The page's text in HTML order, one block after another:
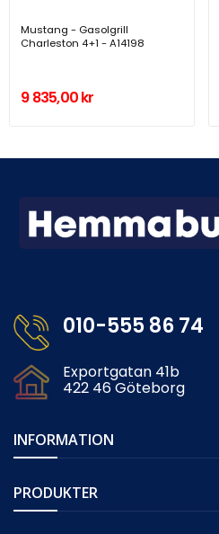
Mustang - Gasolgrill
Charleston 4+1 - A14198
9 835,00 kr
010-555 86 74
Exportgatan 41b
422 46 Göteborg
INFORMATION
PRODUKTER